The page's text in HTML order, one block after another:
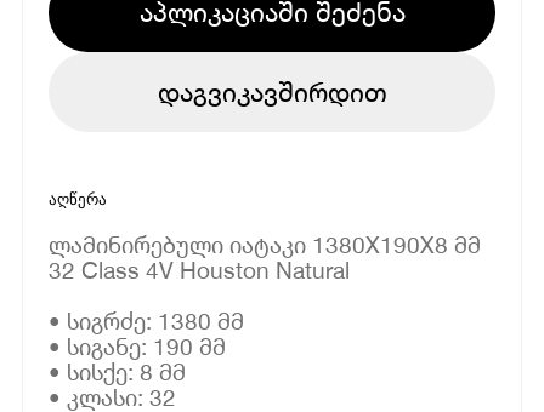
აპლიკაციაში შეძენა
დაგვიკავშირდით
აღწერა
ლამინირებული იატაკი 1380X190X8 მმ
32 Class 4V Houston Natural
• სიგრძე: 1380 მმ
• სიგანე: 190 მმ
• სისქე: 8 მმ
• კლასი: 32